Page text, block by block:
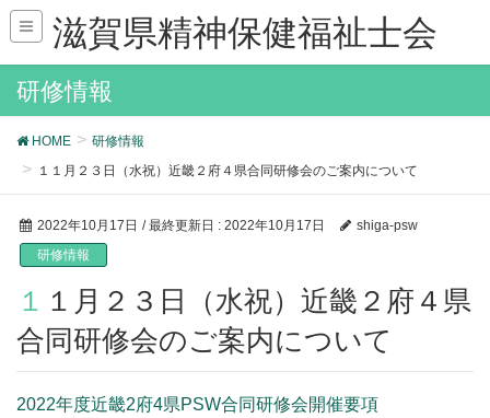
滋賀県精神保健福祉士会
研修情報
HOME
研修情報
１１月２３日（水祝）近畿２府４県合同研修会のご案内について
2022年10月17日 / 最終更新日 : 2022年10月17日
shiga-psw
研修情報
１１月２３日（水祝）近畿２府４県
合同研修会のご案内について
2022年度近畿2府4県PSW合同研修会開催要項